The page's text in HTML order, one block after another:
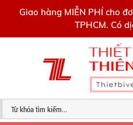
Giao hàng MIỄN PHÍ cho
TPHCM. Có
0909445903